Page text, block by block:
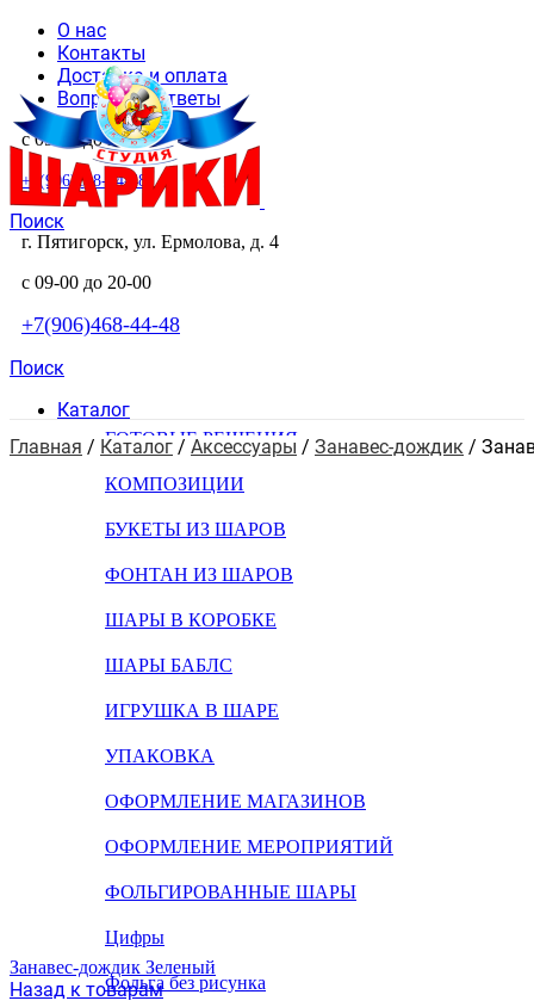
О нас
Контакты
Доставка и оплата
Вопросы и ответы
с 09-00 до 20-00
+7(906)468-44-48
Поиск
г. Пятигорск, ул. Ермолова, д. 4
с 09-00 до 20-00
+7(906)468-44-48
Поиск
Каталог
ГОТОВЫЕ РЕШЕНИЯ
КОМПОЗИЦИИ
БУКЕТЫ ИЗ ШАРОВ
ФОНТАН ИЗ ШАРОВ
ШАРЫ В КОРОБКЕ
ШАРЫ БАБЛС
ИГРУШКА В ШАРЕ
УПАКОВКА
ОФОРМЛЕНИЕ МАГАЗИНОВ
ОФОРМЛЕНИЕ МЕРОПРИЯТИЙ
ФОЛЬГИРОВАННЫЕ ШАРЫ
Цифры
Фольга без рисунка
Главная / Каталог / Аксессуары / Занавес-дождик /
Занавес-дождик Зеленый
Назад к товарам